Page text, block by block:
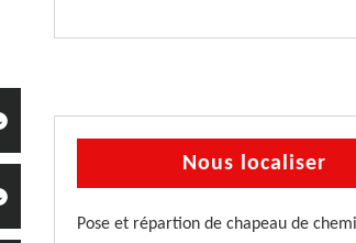
Nous localiser
Pose et répartion de chapeau de